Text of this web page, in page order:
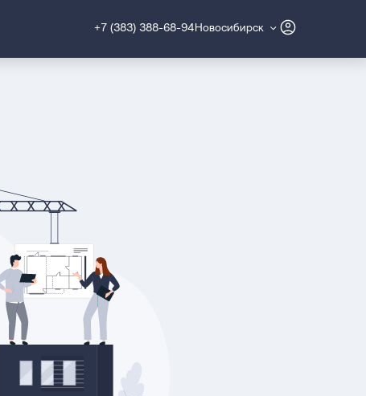
+7 (383) 388-68-94 Новосибирск